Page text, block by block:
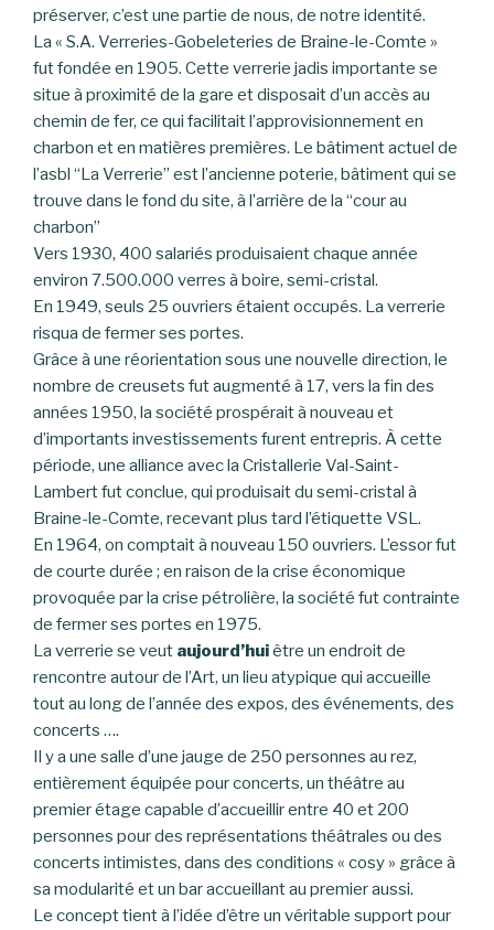
préserver, c’est une partie de nous, de notre identité.
La « S.A. Verreries-Gobeleteries de Braine-le-Comte »
fut fondée en 1905. Cette verrerie jadis importante se
situe à proximité de la gare et disposait d’un accès au
chemin de fer, ce qui facilitait l’approvisionnement en
charbon et en matières premières. Le bâtiment actuel de
l’asbl “La Verrerie” est l’ancienne poterie, bâtiment qui se
trouve dans le fond du site, à l’arrière de la “cour au
charbon”
Vers 1930, 400 salariés produisaient chaque année
environ 7.500.000 verres à boire, semi-cristal.
En 1949, seuls 25 ouvriers étaient occupés. La verrerie
risqua de fermer ses portes.
Grâce à une réorientation sous une nouvelle direction, le
nombre de creusets fut augmenté à 17, vers la fin des
années 1950, la société prospérait à nouveau et
d’importants investissements furent entrepris. À cette
période, une alliance avec la Cristallerie Val-Saint-
Lambert fut conclue, qui produisait du semi-cristal à
Braine-le-Comte, recevant plus tard l’étiquette VSL.
En 1964, on comptait à nouveau 150 ouvriers. L’essor fut
de courte durée ; en raison de la crise économique
provoquée par la crise pétrolière, la société fut contrainte
de fermer ses portes en 1975.
La verrerie se veut aujourd’huiêtre un endroit de
rencontre autour de l’Art, un lieu atypique qui accueille
tout au long de l’année des expos, des événements, des
concerts ….
Il y a une salle d’une jauge de 250 personnes au rez,
entièrement équipée pour concerts, un théâtre au
premier étage capable d’accueillir entre 40 et 200
personnes pour des représentations théâtrales ou des
concerts intimistes, dans des conditions « cosy » grâce à
sa modularité et un bar accueillant au premier aussi.
Le concept tient à l’idée d’être un véritable support pour